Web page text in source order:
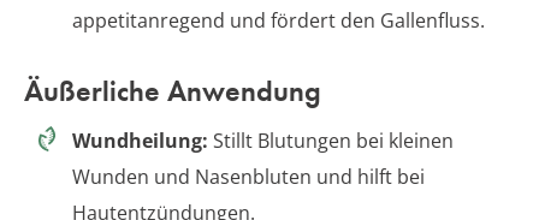
appetitanregend und fördert den Gallenfluss.
Äußerliche Anwendung
Wundheilung: Stillt Blutungen bei kleinen
Wunden und Nasenbluten und hilft bei
Hautentzündungen.